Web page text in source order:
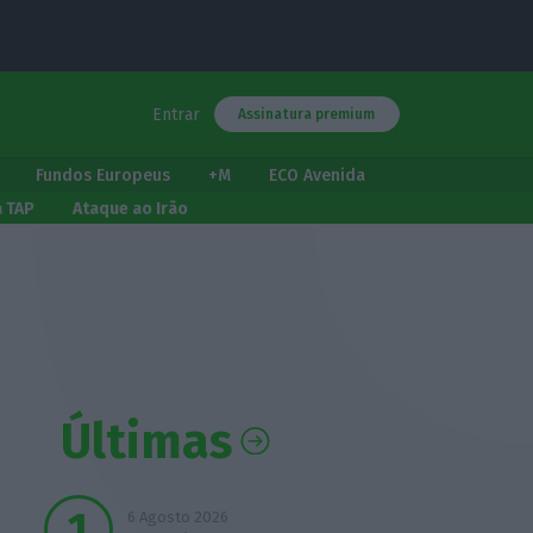
Entrar Assinatura premium
Fundos Europeus +M
ECO Avenida
Ataque ao Irão
Últimas
6 Agosto 2026